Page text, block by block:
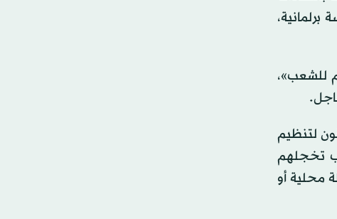
للشعب»،
لتنظيم
تخجلهم
محلية أو